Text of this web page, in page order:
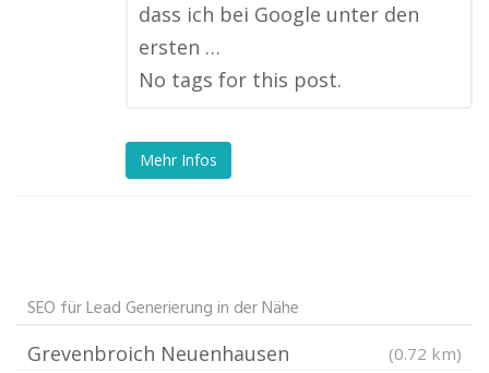
dass ich bei Google unter den
ersten …
No tags for this post.
Mehr Infos
SEO für Lead Generierung in der Nähe
Grevenbroich Neuenhausen (0.72 km)